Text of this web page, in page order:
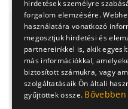
hirdetések személyre
forgalom elemzésére.
használatára vonatkozó
megosztjuk hirdetési és
partnereinkkel is, akik
más információkkal,
biztosított számukra, vagy
szolgáltatásaik Ön általi
gyűjtöttek össze. Bővebben